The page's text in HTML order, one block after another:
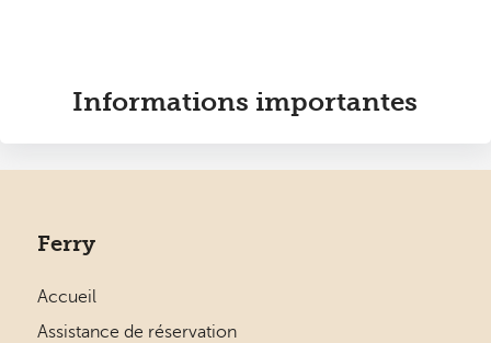
Informations importantes
Ferry
Accueil
Assistance de réservation